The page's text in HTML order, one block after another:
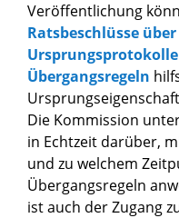
Veröffentlichung
Ratsbeschlüsse
Übergangsregeln
Die Kommission
in Echtzeit darüber,
und zu welchem
Übergangsregeln
ist auch der Zugang